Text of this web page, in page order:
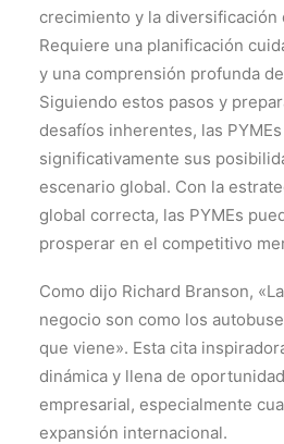
crecimiento y la diversificación
Requiere una planificación
y una comprensión profunda
Siguiendo estos pasos y
desafíos inherentes, las
significativamente sus
escenario global. Con la
global correcta, las PYMEs
prosperar en el competitivo
Como dijo Richard Branson,
negocio son como los
que viene». Esta cita
dinámica y llena de
empresarial, especialmente
expansión internacional.